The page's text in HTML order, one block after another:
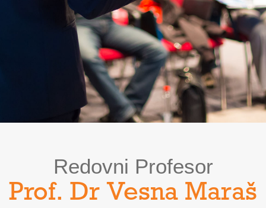
Redovni Profesor
Prof. Dr Vesna Maraš